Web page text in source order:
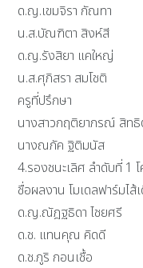
ด.ญ.เขมจิรา กัณทา
น.ส.บัณฑิตา สิงห์สี
ด.ญ.รังสิยา แคใหญ่
น.ส.ศุภิสรา สมโชติ
ครูที่ปรึกษา
นางสาวกฤติยาภรณ์ สิท
นางณภัค ฐิติมนัส
4.รองชนะเลิศ ลำดับที่ 1
ชื่อผลงาน โมเดลฟาร์มไส้
ด.ญ.ณัฎฐธิดา ไชยศรี
ด.ช. แทนคุณ คิดดี
ด.ช.ภูริ กอนเชื้อ